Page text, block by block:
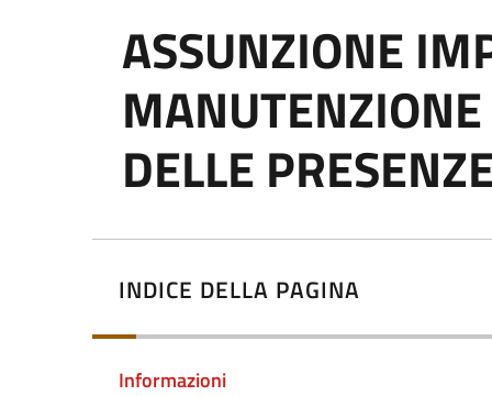
ASSUNZIONE
DELLE
INDICE DELLA PAGINA
Informazioni